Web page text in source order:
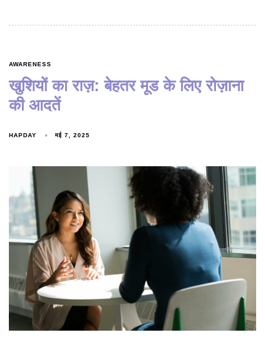
AWARENESS
खुशियों का राज़: बेहतर मूड के लिए रोज़ाना
की आदतें
HAPDAY मई 7, 2025